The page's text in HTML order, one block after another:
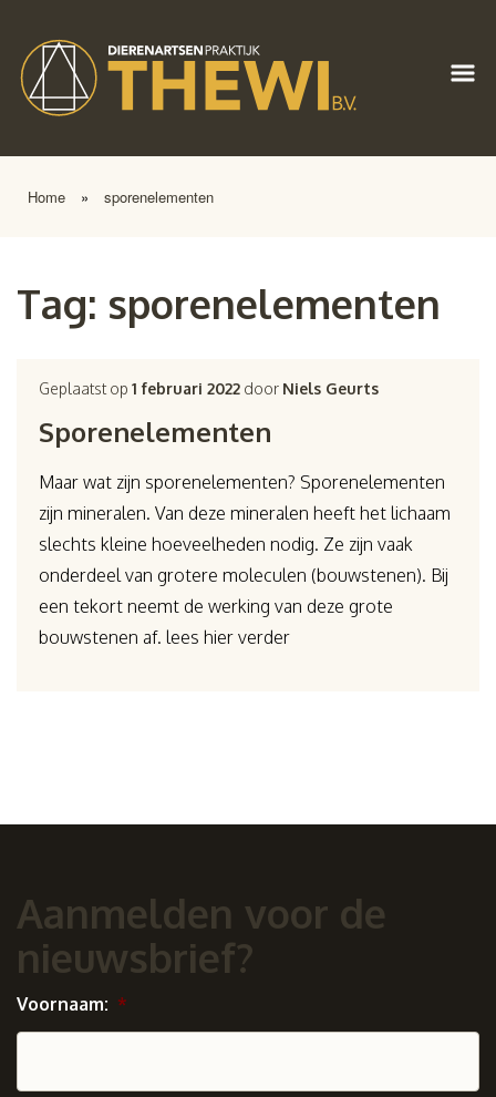
Home » sporenelementen
Tag: sporenelementen
Geplaatst op1 februari 2022 door Niels Geurts
Sporenelementen
Maar wat zijn sporenelementen? Sporenelementen
zijn mineralen. Van deze mineralen heeft het lichaam
slechts kleine hoeveelheden nodig. Ze zijn vaak
onderdeel van grotere moleculen (bouwstenen). Bij
een tekort neemt de werking van deze grote
bouwstenen af. lees hier verder
Aanmelden voor de
nieuwsbrief?
Voornaam: *